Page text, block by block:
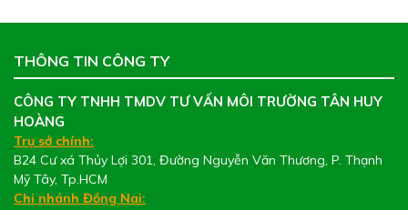
THÔNG TIN CÔNG TY
CÔNG TY TNHH TMDV TƯ VẤN MÔI TRƯỜNG TÂN HUY
HOÀNG
Trụ sở chính:
B24 Cư xá Thủy Lợi 301, Đường Nguyễn Văn Thương, P. Thạnh
Mỹ Tây, Tp.HCM
Chi nhánh Đồng Nai: